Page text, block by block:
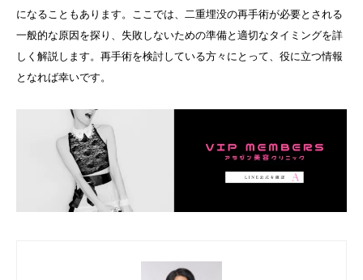
になることもあります。ここでは、二重埋没の再手術が必要とされる
一般的な原因を探り、失敗しないための準備と適切なタイミングを詳
しく解説します。再手術を検討している方々にとって、役に立つ情報
となれば幸いです。